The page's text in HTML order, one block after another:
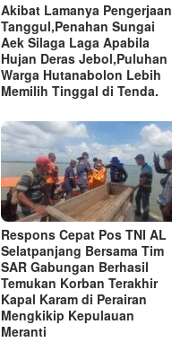
Akibat Lamanya Pengerjaan
Tanggul,Penahan Sungai
Aek Silaga Laga Apabila
Hujan Deras Jebol,Puluhan
Warga Hutanabolon Lebih
Memilih Tinggal di Tenda.
Respons Cepat Pos TNI AL
Selatpanjang Bersama Tim
SAR Gabungan Berhasil
Temukan Korban Terakhir
Kapal Karam di Perairan
Mengkikip Kepulauan
Meranti